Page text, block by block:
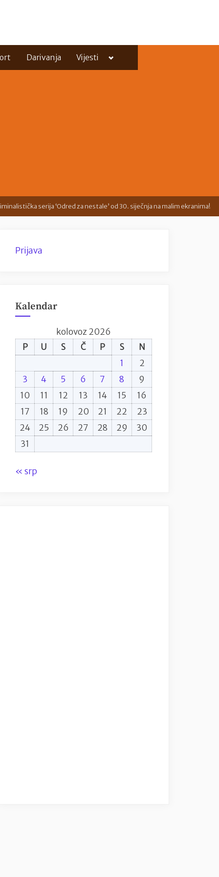
Darivanja Vijesti
Toggle
menu
serija ‘Odred za nestale’ od 30. siječnja na malim ekranima!
Prijava
Kalendar
kolovoz 2026
P
U S Č P S
N
1
2
3
4 5 6 7 8
9
10
11 12 13 14 15
16
17
18 19 20 21 22
23
24
25 26 27 28 29
30
31
« srp